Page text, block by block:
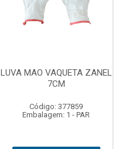
LUVA MAO VAQUETA ZANEL
7CM
Código: 377859
Embalagem: 1 - PAR